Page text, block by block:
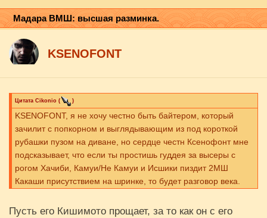
Мадара ВМШ: высшая разминка.
KSENOFONT
Цитата Cikоnio ( )
KSENOFONT, я не хочу честно быть байтером, который
зачилит с попкорном и выглядывающим из под короткой
рубашки пузом на диване, но сердце честн Ксенофонт мне
подсказывает, что если ты простишь гуддея за высеры с
рогом Хачиби, Камуи/Не Камуи и Исшики пиздит 2МШ
Какаши присутствием на шринке, то будет разговор века.
Пусть его Кишимото прощает, за то как он с его